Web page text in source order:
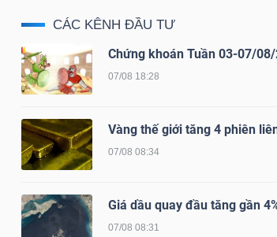
CÁC KÊNH ĐẦU TƯ
Chứng khoán Tuần 03-07/
07/08 18:28
Vàng thế giới tăng 4 phiên
07/08 08:34
Giá dầu quay đầu tăng gần
07/08 08:31